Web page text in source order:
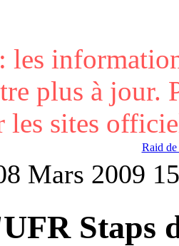
plus à jour.
les sites
Raid
Mars 2009
Staps